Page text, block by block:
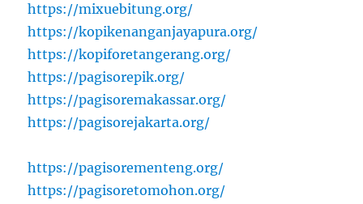
https://mixuebitung.org/
https://kopikenanganjayapura.org/
https://kopiforetangerang.org/
https://pagisorepik.org/
https://pagisoremakassar.org/
https://pagisorejakarta.org/
https://pagisorementeng.org/
https://pagisoretomohon.org/